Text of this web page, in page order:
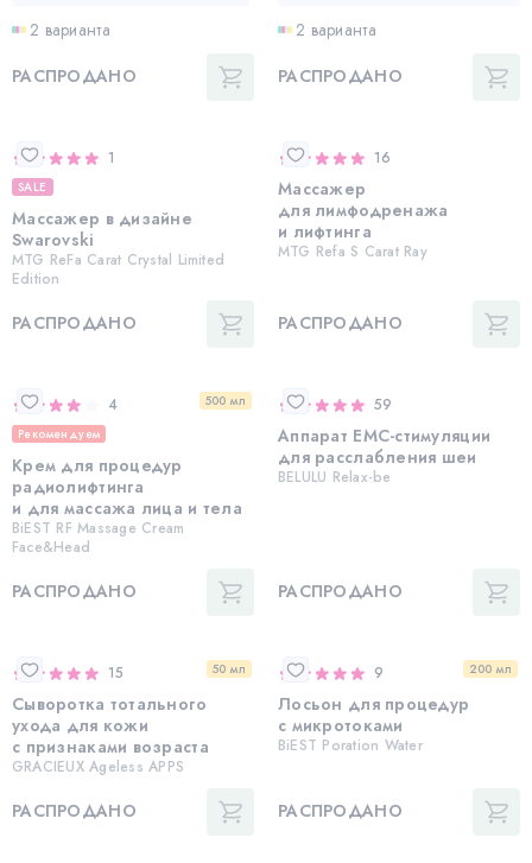
2 варианта
РАСПРОДАНО
2 варианта
РАСПРОДАНО
1
SALE
Массажер в дизайне
Swarovski
MTG ReFa Carat Crystal Limited
Edition
РАСПРОДАНО
16
Массажер
для лимфодренажа
и лифтинга
MTG Refa S Carat Ray
РАСПРОДАНО
500 мл
4
Рекомендуем
Крем для процедур
радиолифтинга
и для массажа лица и тела
BiEST RF Massage Cream
Face&Head
РАСПРОДАНО
59
Аппарат ЕМС-стимуляции
для расслабления шеи
BELULU Relax-be
РАСПРОДАНО
50 мл
15
Сыворотка тотального
ухода для кожи
с признаками возраста
GRACIEUX Ageless APPS
РАСПРОДАНО
200 мл
9
Лосьон для процедур
с микротоками
BiEST Poration Water
РАСПРОДАНО